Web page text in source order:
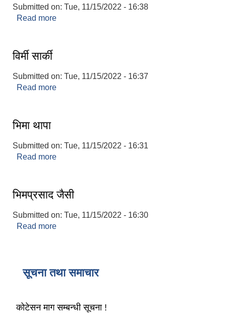
Submitted on: Tue, 11/15/2022 - 16:38
Read more
विर्मी सार्की
Submitted on: Tue, 11/15/2022 - 16:37
Read more
भिमा थापा
Submitted on: Tue, 11/15/2022 - 16:31
Read more
भिमप्रसाद जैसी
Submitted on: Tue, 11/15/2022 - 16:30
Read more
सूचना तथा समाचार
कोटेसन माग सम्बन्धी सूचना !